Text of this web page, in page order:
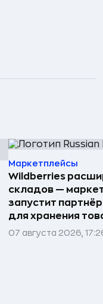
Маркетплейсы
Wildberries
складов —
запустит
для хранения
07 августа 2026,